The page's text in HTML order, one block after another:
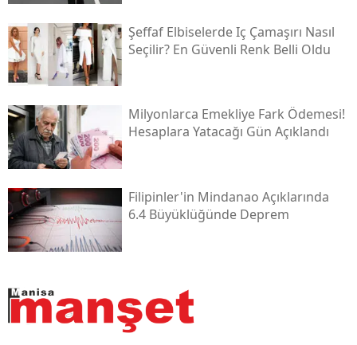
Şeffaf Elbiselerde Iç Çamaşırı Nasıl
Seçilir? En Güvenli Renk Belli Oldu
Milyonlarca Emekliye Fark Ödemesi!
Hesaplara Yatacağı Gün Açıklandı
Filipinler'in Mindanao Açıklarında
6.4 Büyüklüğünde Deprem